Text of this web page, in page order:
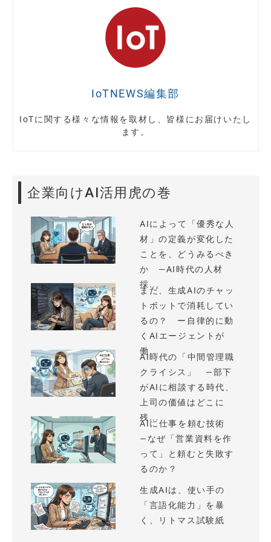
IoTNEWS編集部
IoTに関する様々な情報を取材し、皆様にお届けいたし
ます。
企業向けAI活用虎の巻
AIによって「優秀な人
材」の定義が変化した
ことを、どうみるべき
か —AI時代の人材
採...
まだ、生成AIのチャッ
トボットで消耗してい
るの？ ー自律的に動
くAIエージェントが
働...
AI時代の「中間管理職
クライシス」 —部下
がAIに相談する時代、
上司の価値はどこに
残...
AIに仕事を頼む技術
—なぜ「営業資料を作
って」と頼むと失敗す
るのか？
生成AIは、使い手の
「言語化能力」を暴
く、リトマス試験紙